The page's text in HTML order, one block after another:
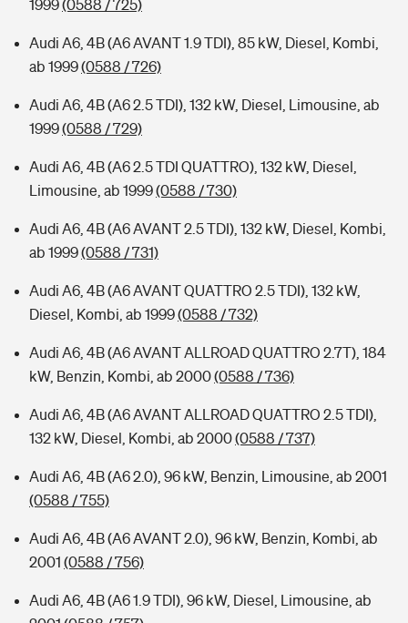
1999(0588 / 725)
Audi A6, 4B (A6 AVANT 1.9 TDI), 85 kW, Diesel, Kombi,
ab 1999(0588 / 726)
Audi A6, 4B (A6 2.5 TDI), 132 kW, Diesel, Limousine, ab
1999(0588 / 729)
Audi A6, 4B (A6 2.5 TDI QUATTRO), 132 kW, Diesel,
Limousine, ab 1999(0588 / 730)
Audi A6, 4B (A6 AVANT 2.5 TDI), 132 kW, Diesel, Kombi,
ab 1999(0588 / 731)
Audi A6, 4B (A6 AVANT QUATTRO 2.5 TDI), 132 kW,
Diesel, Kombi, ab 1999(0588 / 732)
Audi A6, 4B (A6 AVANT ALLROAD QUATTRO 2.7T), 184
kW, Benzin, Kombi, ab 2000(0588 / 736)
Audi A6, 4B (A6 AVANT ALLROAD QUATTRO 2.5 TDI),
132 kW, Diesel, Kombi, ab 2000(0588 / 737)
Audi A6, 4B (A6 2.0), 96 kW, Benzin, Limousine, ab 2001
(0588 / 755)
Audi A6, 4B (A6 AVANT 2.0), 96 kW, Benzin, Kombi, ab
2001 (0588 / 756)
Audi A6, 4B (A6 1.9 TDI), 96 kW, Diesel, Limousine, ab